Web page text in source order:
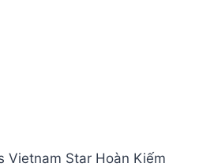
Vietnam Star Hoàn Kiếm